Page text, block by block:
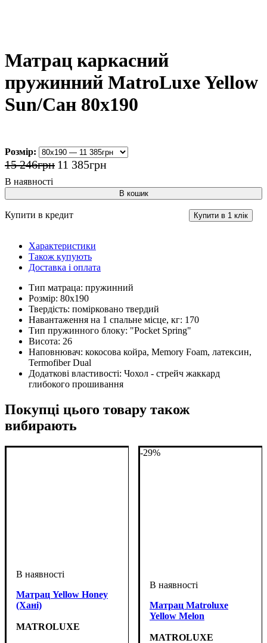
Матрац каркасний
пружинний MatroLuxe Yellow
Sun/Сан 80x190
Розмір:
15 246грн 11 385грн
В кошик
Купити в кредит Купити в 1 клік
Характеристики
Також купують
Доставка і оплата
Тип матраца: пружинний
Розмір: 80х190
Твердість: помірковано твердий
Навантаження на 1 спальне місце, кг: 170
Тип пружинного блоку: "Pocket Spring"
Висота: 26
Наповнювач: кокосова койра, Memory Foam, латексин,
Termofiber Dual
Додаткові властивості: Чохол - стрейч жаккард
глибокого прошивання
Покупці цього товару також
вибирають
Матрац Yellow Honey
(Хані)
MATROLUXE
-29%
Матрац Matroluxe
Yellow Melon
MATROLUXE